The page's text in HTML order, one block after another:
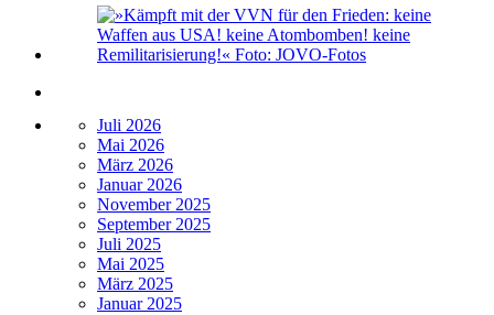
Juli 2026
Mai 2026
März 2026
Januar 2026
November 2025
September 2025
Juli 2025
Mai 2025
März 2025
Januar 2025